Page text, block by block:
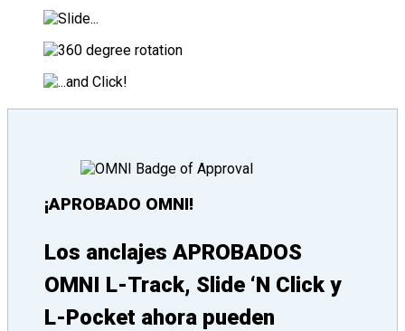
¡APROBADO OMNI!
Los anclajes APROBADOS
OMNI L-Track, Slide ‘N Click y
L-Pocket ahora pueden